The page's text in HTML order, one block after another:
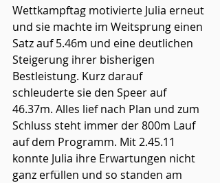
Wettkampftag motivierte Julia erneut
und sie machte im Weitsprung einen
Satz auf 5.46m und eine deutlichen
Steigerung ihrer bisherigen
Bestleistung. Kurz darauf
schleuderte sie den Speer auf
46.37m. Alles lief nach Plan und zum
Schluss steht immer der 800m Lauf
auf dem Programm. Mit 2.45.11
konnte Julia ihre Erwartungen nicht
ganz erfüllen und so standen am